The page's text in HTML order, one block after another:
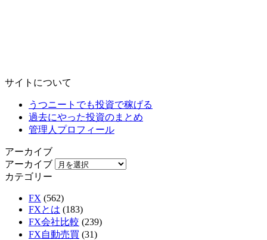
サイトについて
うつニートでも投資で稼げる
過去にやった投資のまとめ
管理人プロフィール
アーカイブ
アーカイブ
カテゴリー
FX (562)
FXとは (183)
FX会社比較 (239)
FX自動売買 (31)